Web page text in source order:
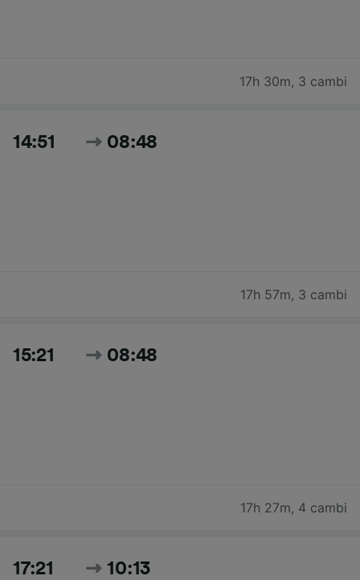
17h 30m, 3 cambi
14:51 08:48
17h 57m, 3 cambi
15:21 08:48
17h 27m, 4 cambi
17:21 10:13